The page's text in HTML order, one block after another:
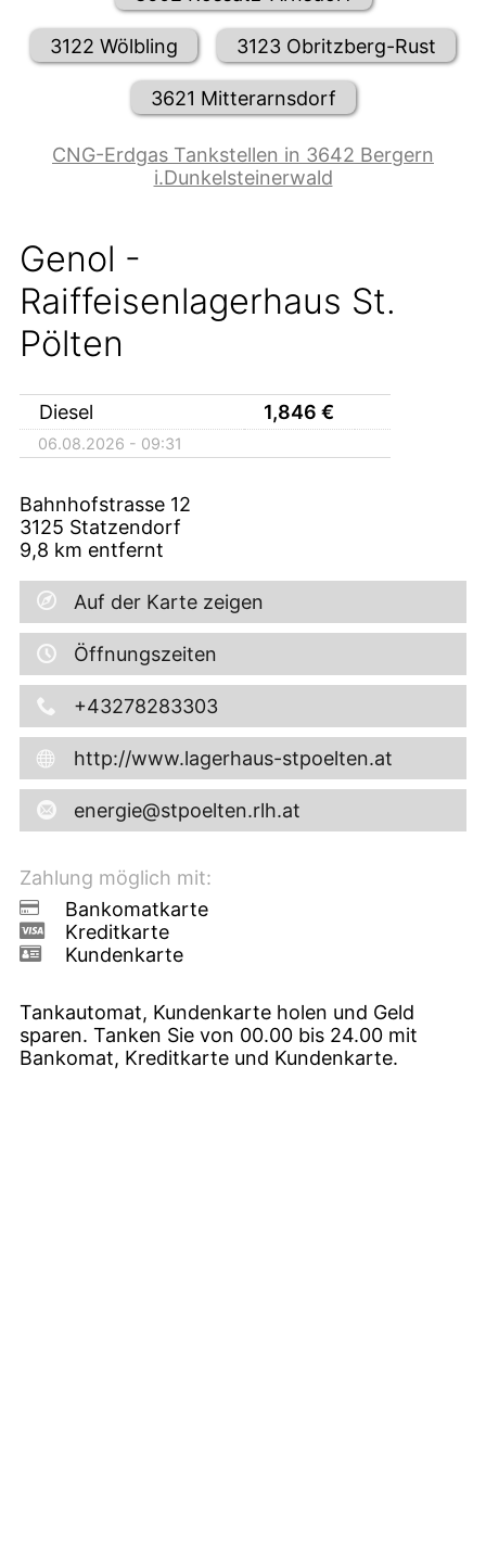
3122 Wölbling 3123 Obritzberg-Rust
3621 Mitterarnsdorf
CNG-Erdgas Tankstellen in 3642 Bergern
i.Dunkelsteinerwald
Genol -
Raiffeisenlagerhaus St.
Pölten
Diesel 1,846 €
06.08.2026 - 09:31
Bahnhofstrasse 12
3125 Statzendorf
9,8 km entfernt
Auf der Karte zeigen
Öffnungszeiten
+43278283303
http://www.lagerhaus-stpoelten.at
energie@stpoelten.rlh.at
Zahlung möglich mit:
Bankomatkarte
Kreditkarte
Kundenkarte
Tankautomat, Kundenkarte holen und Geld
sparen. Tanken Sie von 00.00 bis 24.00 mit
Bankomat, Kreditkarte und Kundenkarte.